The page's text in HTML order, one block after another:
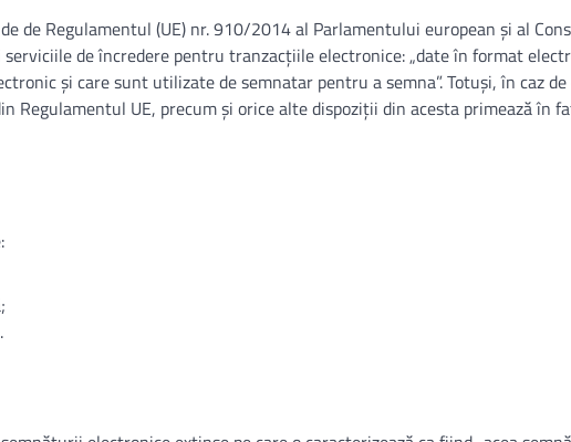
de Regulamentul (UE) nr. 910/2014 al Parlamentului european și al
de încredere pentru tranzacțiile electronice: „date în format
și care sunt utilizate de semnatar pentru a semna”. Totuși, în caz
UE, precum și orice alte dispoziții din acesta primează în